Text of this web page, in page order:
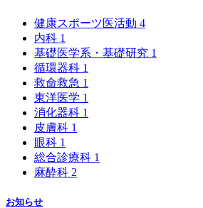
健康スポーツ医活動 4
内科 1
基礎医学系・基礎研究 1
循環器科 1
救命救急 1
東洋医学 1
消化器科 1
皮膚科 1
眼科 1
総合診療科 1
麻酔科 2
お知らせ